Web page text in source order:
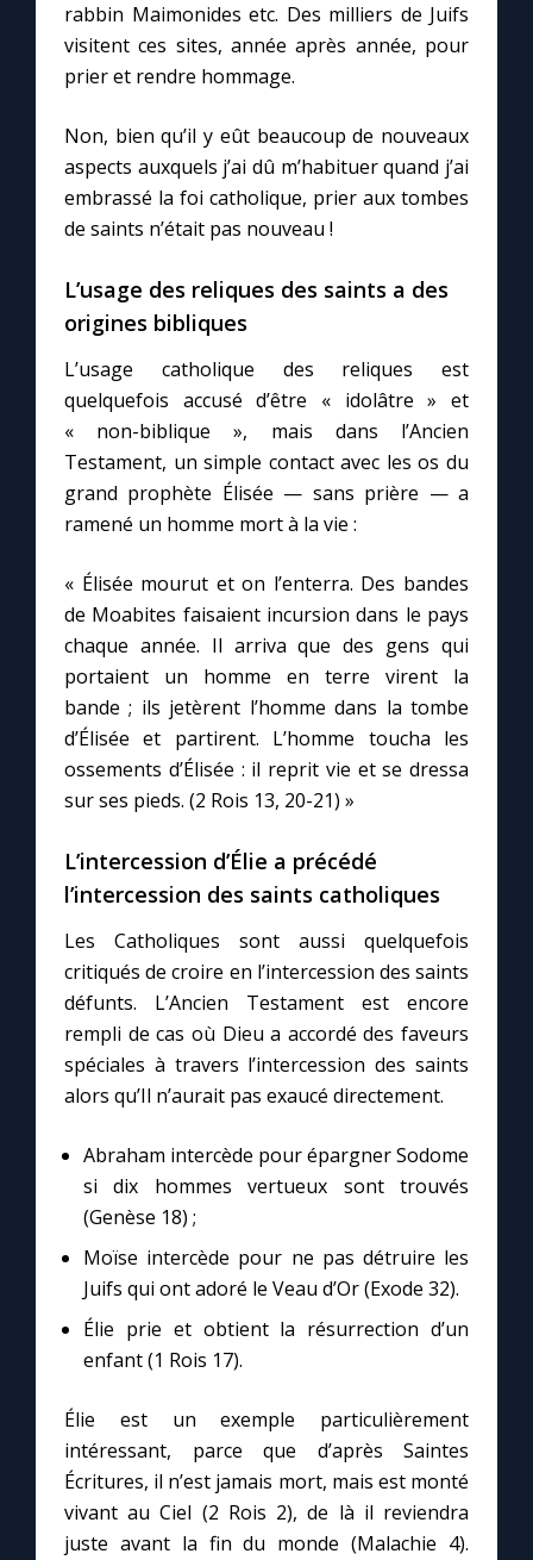
Marie de Nazareth
rabbin Maimonides etc. Des milliers de Juifs
visitent ces sites, année après année, pour
prier et rendre hommage.
Non, bien qu’il y eût beaucoup de nouveaux
aspects auxquels j’ai dû m’habituer quand j’ai
embrassé la foi catholique, prier aux tombes
de saints n’était pas nouveau !
L’usage des reliques des saints a des
origines bibliques
L’usage catholique des reliques est
quelquefois accusé d’être « idolâtre » et
« non-biblique », mais dans l’Ancien
Testament, un simple contact avec les os du
grand prophète Élisée — sans prière — a
ramené un homme mort à la vie :
« Élisée mourut et on l’enterra. Des bandes
de Moabites faisaient incursion dans le pays
chaque année. Il arriva que des gens qui
portaient un homme en terre virent la
bande ; ils jetèrent l’homme dans la tombe
d’Élisée et partirent. L’homme toucha les
ossements d’Élisée : il reprit vie et se dressa
sur ses pieds. (2 Rois 13, 20-21) »
L’intercession d’Élie a précédé
l’intercession des saints catholiques
Les Catholiques sont aussi quelquefois
critiqués de croire en l’intercession des saints
défunts. L’Ancien Testament est encore
rempli de cas où Dieu a accordé des faveurs
spéciales à travers l’intercession des saints
alors qu’Il n’aurait pas exaucé directement.
Abraham intercède pour épargner Sodome
si dix hommes vertueux sont trouvés
(Genèse 18) ;
Moïse intercède pour ne pas détruire les
Juifs qui ont adoré le Veau d’Or (Exode 32).
Élie prie et obtient la résurrection d’un
enfant (1 Rois 17).
Élie est un exemple particulièrement
intéressant, parce que d’après Saintes
Écritures, il n’est jamais mort, mais est monté
vivant au Ciel (2 Rois 2), de là il reviendra
juste avant la fin du monde (Malachie 4).